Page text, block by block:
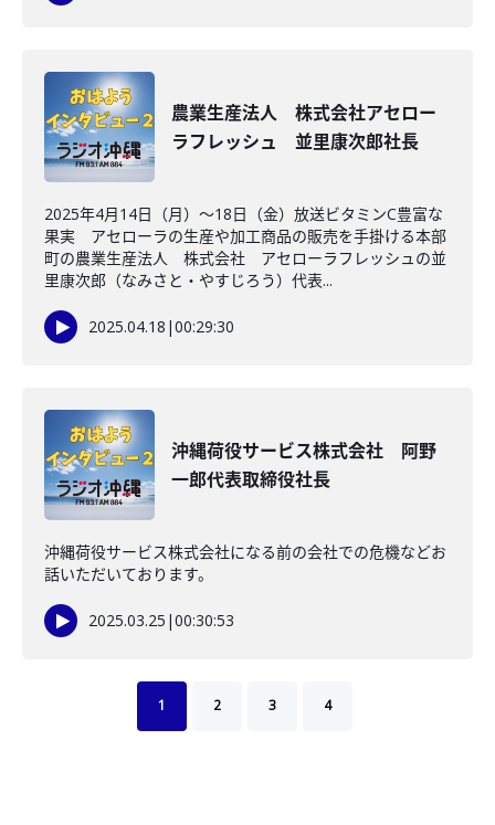
農業生産法人 株式会社アセロー
ラフレッシュ 並里康次郎社長
2025年4月14日（月）～18日（金）放送ビタミンC豊富な
果実 アセローラの生産や加工商品の販売を手掛ける本部
町の農業生産法人 株式会社 アセローラフレッシュの並
里康次郎（なみさと・やすじろう）代表...
2025.04.18 |00:29:30
沖縄荷役サービス株式会社 阿野
一郎代表取締役社長
沖縄荷役サービス株式会社になる前の会社での危機などお
話いただいております。
2025.03.25 |00:30:53
1 2 3 4